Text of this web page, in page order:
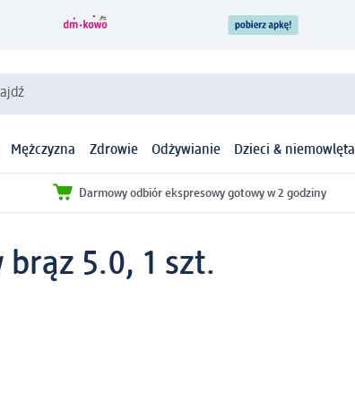
Mężczyzna Zdrowie Odżywianie Dzieci & niemowlęta
Darmowy odbiór ekspresowy gotowy w 2 godziny
brąz 5.0, 1 szt.